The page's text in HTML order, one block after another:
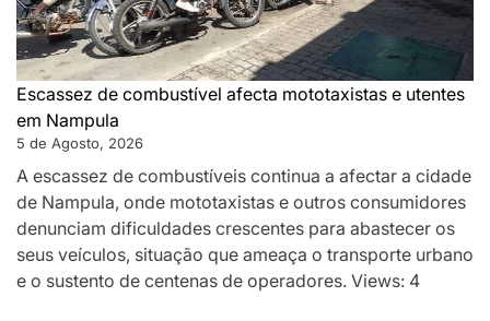
Escassez de combustível afecta mototaxistas e utentes
em Nampula
5 de Agosto, 2026
A escassez de combustíveis continua a afectar a cidade
de Nampula, onde mototaxistas e outros consumidores
denunciam dificuldades crescentes para abastecer os
seus veículos, situação que ameaça o transporte urbano
e o sustento de centenas de operadores. Views: 4